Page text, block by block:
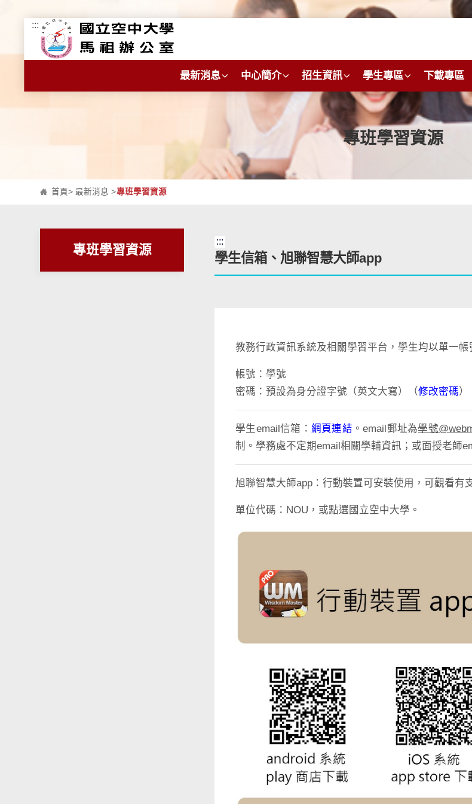
跳到主要內容區塊
:::
最新消息 中心簡介 招生資訊 學生專區 下載專區
專班學習資源
首頁>最新消息 >專班學習資源
專班學習資源
:::
學生信箱、旭聯智慧大師app
教務行政資訊系統及相關學習平台，學生均以單一帳
帳號：學號
密碼：預設為身分證字號（英文大寫）（修改密碼）
學生email信箱： 網頁連結 。email郵址為學號
制。學務處不定期email相關學輔資訊；或面授老師
旭聯智慧大師app：行動裝置可安裝使用，可觀看有
單位代碼：NOU，或點選國立空中大學。